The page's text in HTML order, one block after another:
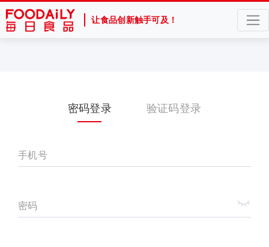
让食品创新触手可及！
密码登录 验证码登录
手机号
密码